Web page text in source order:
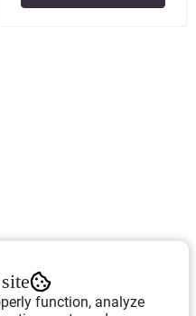
function, analyze